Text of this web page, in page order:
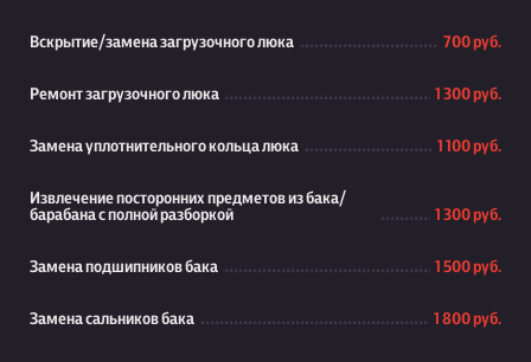
Вскрытие/замена загрузочного люка 700 руб.
Ремонт загрузочного люка 1 300 руб.
Замена уплотнительного кольца люка 1 100 руб.
Извлечение посторонних предметов из бака/
барабана с полной разборкой
1 300 руб.
Замена подшипников бака 1 500 руб.
Замена сальников бака 1 800 руб.